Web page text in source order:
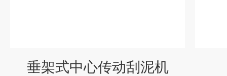
垂架式中心传动刮泥机